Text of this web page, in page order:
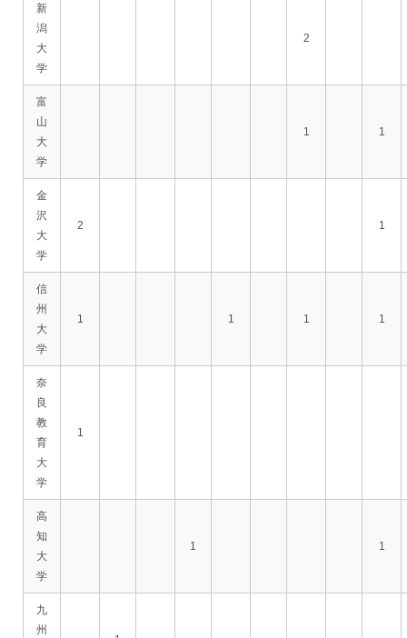
新
潟
大
学
2
富
山
大
学
1 1
金
沢
大
学
2 1
信
州
大
学
1 1 1 1
奈
良
教
育
大
学
1
高
知
大
学
1 1
九
州